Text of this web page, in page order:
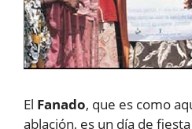
El Fanado, que es como
ablación, es un día de